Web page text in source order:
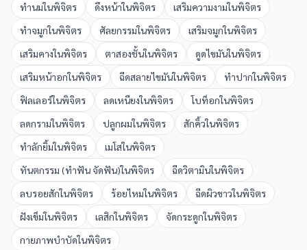
ทำนมในพิจิตร ดึงหน้าในพิจิตร เสริมความงามในพิจิตร
ทำจมูกในพิจิตร ศัลยกรรมในพิจิตร เสริมจมูกในพิจิตร
เสริมคางในพิจิตร ตาสองชั้นในพิจิตร ดูดไขมันในพิจิตร
เสริมหน้าอกในพิจิตร ฉีดสลายไขมันในพิจิตร ทำปากในพิจิตร
ฟิลเลอร์ในพิจิตร ลดเหนียงในพิจิตร โบท็อกในพิจิตร
ลดกรามในพิจิตร ปลูกผมในพิจิตร สักคิ้วในพิจิตร
ทำลักยิ้มในพิจิตร เมโสในพิจิตร
ทันตกรรม (ทำฟัน จัดฟัน)ในพิจิตร ฉีดวิตามินในพิจิตร
ลบรอยสักในพิจิตร ร้อยไหมในพิจิตร ฉีดผิวขาวในพิจิตร
ฝังเข็มในพิจิตร เลสิกในพิจิตร จัดกระดูกในพิจิตร
กายภาพบำบัดในพิจิตร